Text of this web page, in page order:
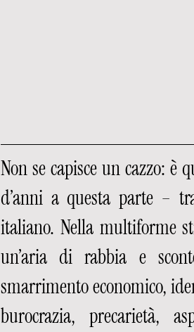
Non se capisce un cazzo: è
d’anni a questa parte –
italiano. Nella multiforme
un’aria di rabbia e
smarrimento economico,
burocrazia, precarietà,